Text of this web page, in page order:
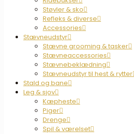
Støvler & sko
Refleks & diverse
Accessories
Stævneudstyr
Stævne grooming & tasker
Stævneaccessories
Stævnebeklædning
Stævneudstyr til hest & rytter
Stald og bane
Leg & sjov
Kæpheste
Piger
Drenge
Spil & værelset